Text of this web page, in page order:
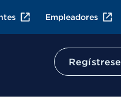
Empleadores
Regístrese